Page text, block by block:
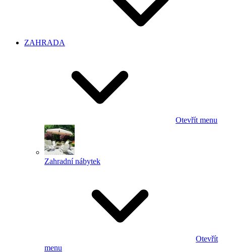
ZAHRADA
Otevřít menu
Zahradní nábytek
Otevřít
menu